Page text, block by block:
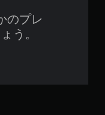
のプレ
う。